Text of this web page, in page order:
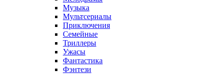
Музыка
Мультсериалы
Приключения
Семейные
Триллеры
Ужасы
Фантастика
Фэнтези